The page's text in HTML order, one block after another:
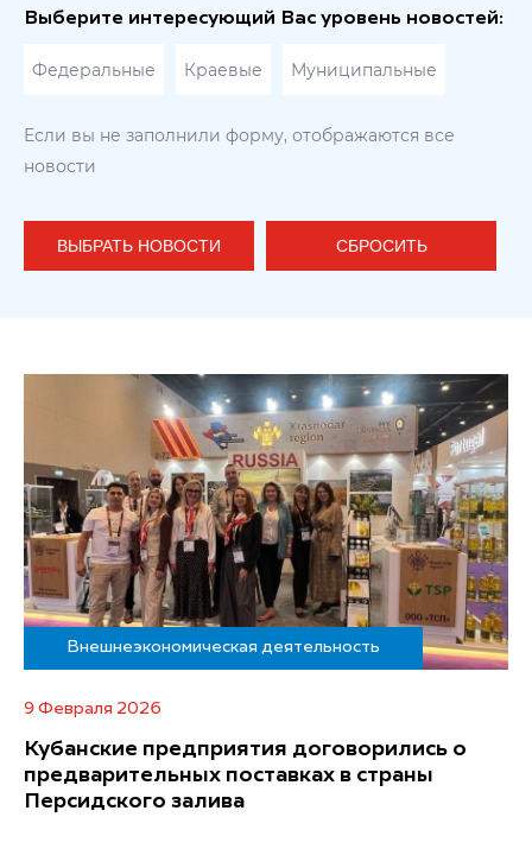
Выберите интересующий Вас уровень новостей:
Федеральные Краевые Муниципальные
Если вы не заполнили форму, отображаются все
новости
ВЫБРАТЬ НОВОСТИ СБРОСИТЬ
Внешнеэкономическая деятельность
9 Февраля 2026
Кубанские предприятия договорились о
предварительных поставках в страны
Персидского залива